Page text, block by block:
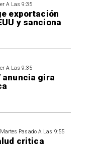
A Las 9:35
exportación
y sanciona
A Las 9:35
anuncia gira
Pasado A Las 9:55
critica